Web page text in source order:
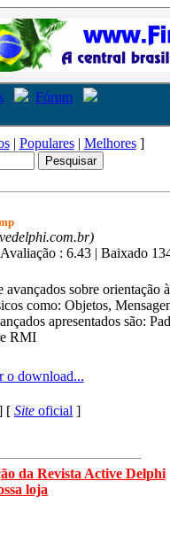
Fórum
| Populares| Melhores]
: 6.43| Baixado
sobre orientação
como: Objetos,
apresentados são:
RMI
o download...
[ Site oficial ]
da Revista Active Delphi
loja